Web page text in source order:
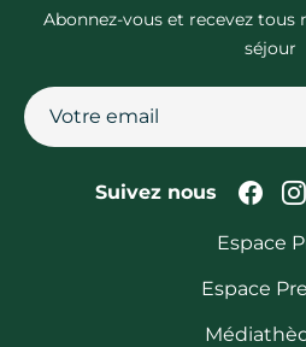
Abonnez-vous et recevez tous
séjour
Suivez nous
Espace
Espace